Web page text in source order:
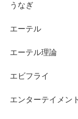
うなぎ
エーテル
エーテル理論
エビフライ
エンターテイメント